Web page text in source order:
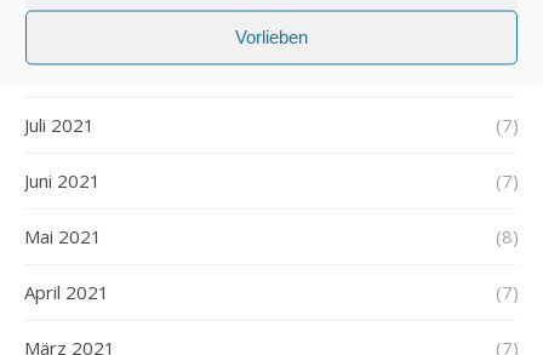
Vorlieben
September 2021 (7)
August 2021 (7)
Juli 2021 (7)
Juni 2021 (7)
Mai 2021 (8)
April 2021 (7)
März 2021 (7)